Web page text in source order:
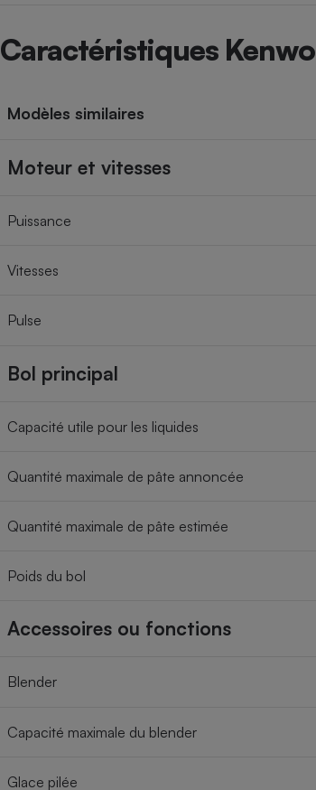
Caractéristiques
Modèles similaires
Moteur et vitesses
Puissance
Vitesses
Pulse
Bol principal
Capacité utile pour les liquides
Quantité maximale de pâte annoncée
Quantité maximale de pâte estimée
Poids du bol
Accessoires ou fonctions
Blender
Capacité maximale du blender
Glace pilée